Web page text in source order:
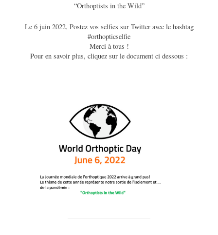
“Orthoptists in the Wild”
Le 6 juin 2022, Postez vos selfies sur Twitter avec le hashtag
#orthopticselfie
Merci à tous !
Pour en savoir plus, cliquez sur le document ci dessous :